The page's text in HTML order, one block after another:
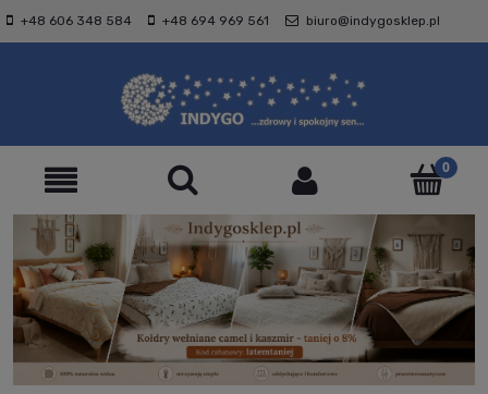
+48 606 348 584 +48 694 969 561 biuro@indygosklep.pl